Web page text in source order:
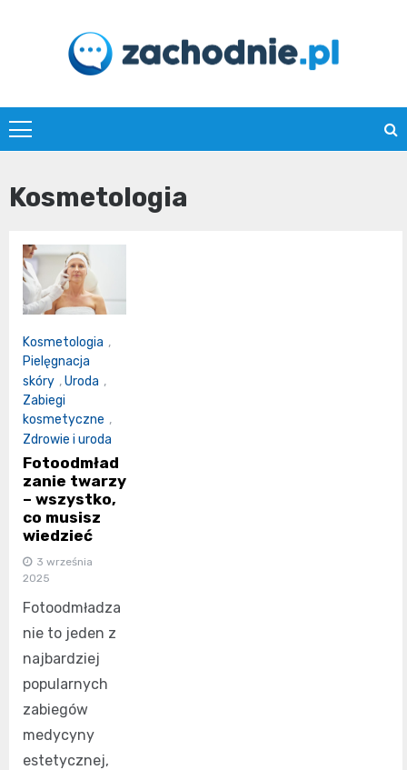
zachodnie.pl
Kosmetologia
Kosmetologia ,
Pielęgnacja
skóry ,Uroda ,
Zabiegi
kosmetyczne ,
Zdrowie i uroda
Fotoodmład
zanie twarzy
– wszystko,
co musisz
wiedzieć
3 września
2025
Fotoodmładza
nie to jeden z
najbardziej
popularnych
zabiegów
medycyny
estetycznej,